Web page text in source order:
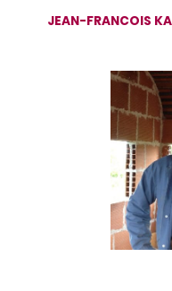
JEAN-FRANCOIS